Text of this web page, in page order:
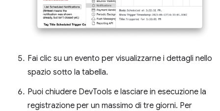
Fai clic su un evento per visualizzarne i dettagli nello
spazio sotto la tabella.
Puoi chiudere DevTools e lasciare in esecuzione la
registrazione per un massimo di tre giorni. Per